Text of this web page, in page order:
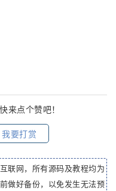
来点个赞吧！
我要打赏
联网，所有源码及教程均为
做好备份，以免发生无法预